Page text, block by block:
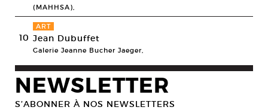
(MAHHSA),
10
ART
Jean Dubuffet
Galerie Jeanne Bucher Jaeger,
NEWSLETTER
S’ABONNER À NOS NEWSLETTERS